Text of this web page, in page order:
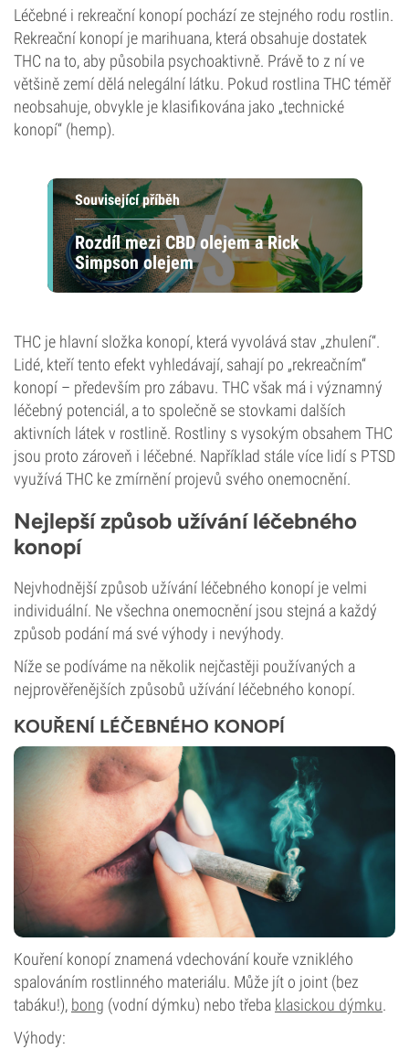
Léčebné i rekreační konopí pochází ze stejného rodu rostlin.
Rekreační konopí je marihuana, která obsahuje dostatek
THC na to, aby působila psychoaktivně. Právě to z ní ve
většině zemí dělá nelegální látku. Pokud rostlina THC téměř
neobsahuje, obvykle je klasifikována jako „technické
konopí“ (hemp).
Související příběh
Rozdíl mezi CBD olejem a Rick
Simpson olejem
THC je hlavní složka konopí, která vyvolává stav „zhulení“.
Lidé, kteří tento efekt vyhledávají, sahají po „rekreačním“
konopí – především pro zábavu. THC však má i významný
léčebný potenciál, a to společně se stovkami dalších
aktivních látek v rostlině. Rostliny s vysokým obsahem THC
jsou proto zároveň i léčebné. Například stále více lidí s PTSD
využívá THC ke zmírnění projevů svého onemocnění.
Nejlepší způsob užívání léčebného
konopí
Nejvhodnější způsob užívání léčebného konopí je velmi
individuální. Ne všechna onemocnění jsou stejná a každý
způsob podání má své výhody i nevýhody.
Níže se podíváme na několik nejčastěji používaných a
nejprověřenějších způsobů užívání léčebného konopí.
KOUŘENÍ LÉČEBNÉHO KONOPÍ
Kouření konopí znamená vdechování kouře vzniklého
spalováním rostlinného materiálu. Může jít o joint (bez
tabáku!), bong (vodní dýmku) nebo třeba klasickou dýmku.
Výhody: